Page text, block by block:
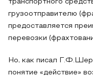
транспортного
грузоотправителю
предоставляется
перевозки
Но, как писал
понятие «действие»